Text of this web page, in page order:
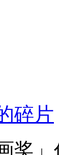
碎片
奖」